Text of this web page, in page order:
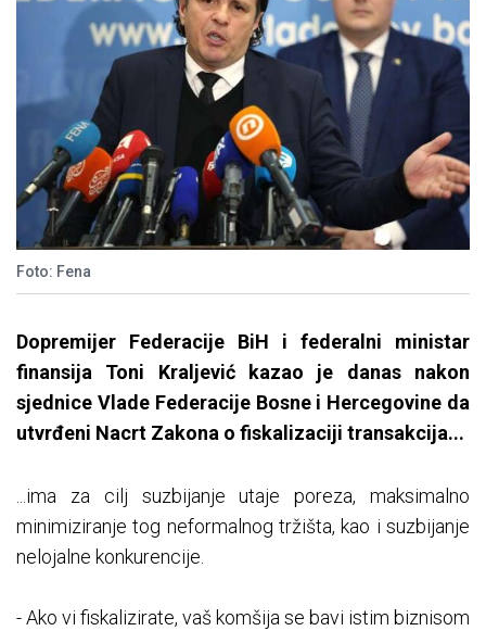
Foto: Fena
Dopremijer Federacije BiH i federalni ministar
finansija Toni Kraljević kazao je danas nakon
sjednice Vlade Federacije Bosne i Hercegovine da
utvrđeni Nacrt Zakona o fiskalizaciji transakcija...
...ima za cilj suzbijanje utaje poreza, maksimalno
minimiziranje tog neformalnog tržišta, kao i suzbijanje
nelojalne konkurencije.
- Ako vi fiskalizirate, vaš komšija se bavi istim biznisom